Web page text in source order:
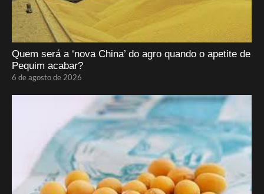
Quem será a ‘nova China’ do agro quando o apetite de
Pequim acabar?
6 de agosto de 2026